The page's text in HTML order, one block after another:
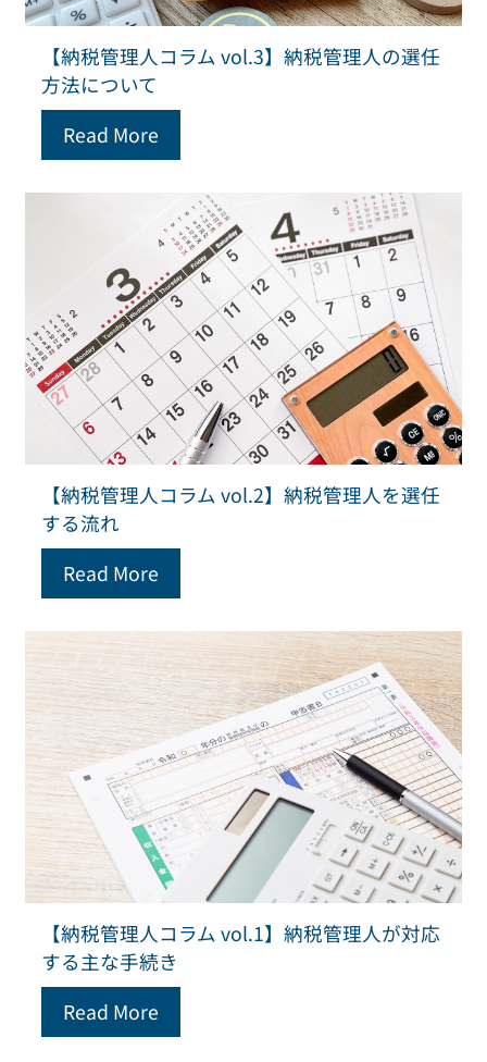
【納税管理人コラム vol.3】納税管理人の選任
方法について
Read More
【納税管理人コラム vol.2】納税管理人を選任
する流れ
Read More
【納税管理人コラム vol.1】納税管理人が対応
する主な手続き
Read More